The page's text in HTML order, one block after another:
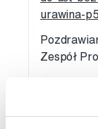
urawina-
Zespół